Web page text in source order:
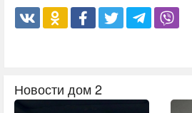
Новости дом 2